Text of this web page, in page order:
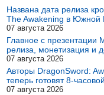
Названа дата релиза
The Awakening в Южной
07 августа 2026
Главное с презентации
релиза, монетизация и
07 августа 2026
Авторы DragonSword:
теперь готовят 8-
07 августа 2026